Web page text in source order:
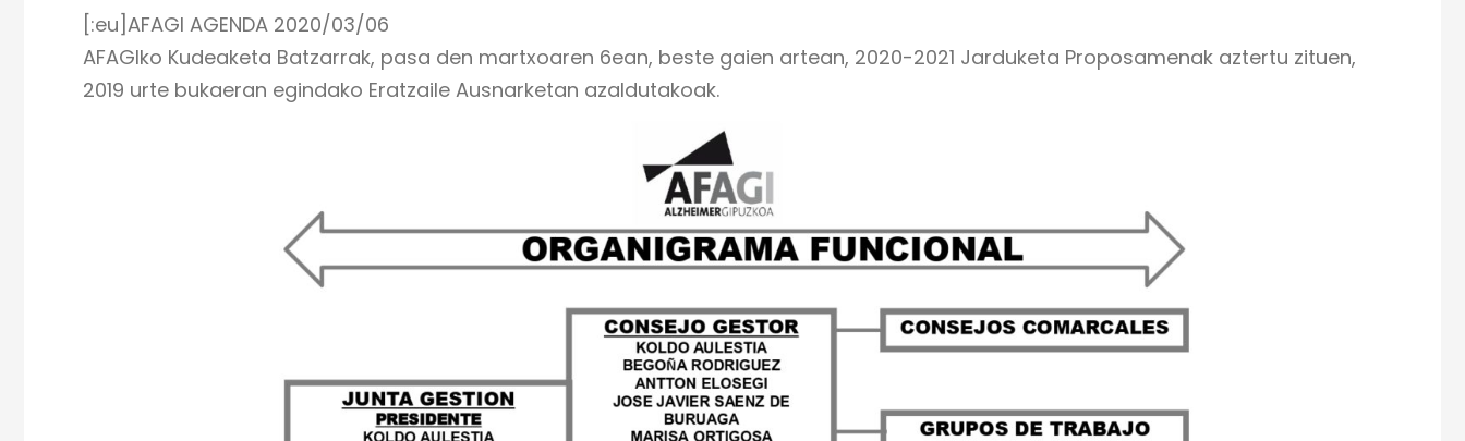
[:eu]AFAGI AGENDA 2020/03/06
AFAGIko Kudeaketa Batzarrak, pasa den martxoaren 6ean, beste gaien artean, 2020-2021 Jarduketa Proposamenak aztertu zituen,
2019 urte bukaeran egindako Eratzaile Ausnarketan azaldutakoak.